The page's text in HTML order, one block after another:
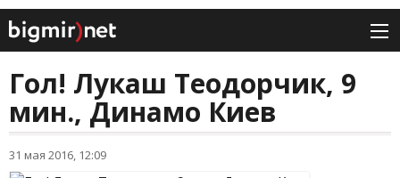
Гол! Лукаш Теодорчик, 9
мин., Динамо Киев
31 мая 2016, 12:09